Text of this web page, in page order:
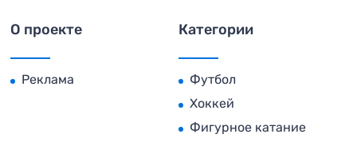
О проекте
Реклама
Категории
Футбол
Хоккей
Фигурное катание